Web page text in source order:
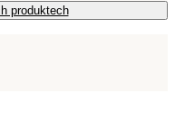
produktech